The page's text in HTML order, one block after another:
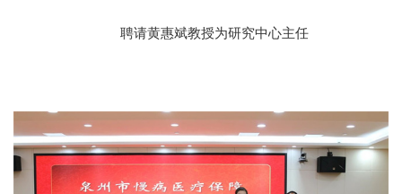
聘请黄惠斌教授为研究中心主任